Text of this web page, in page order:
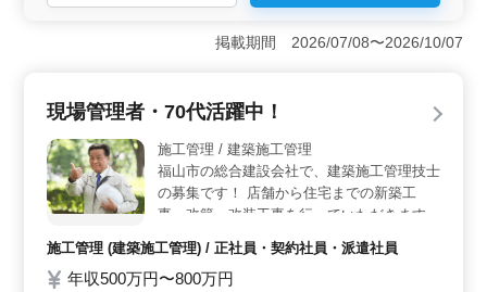
新築まで、幅広い案件を取り扱い、経験を積むことがで
きます。空調や給排水設備の施工管理を通じて、多彩な
プロジェクトに携われます。 ＜中高年の活躍支援
くスキルや経験に応じた仕事を担当することができま
雇用保険・労災保険の完備や、交通費全額支給など、充
実した福利厚生が整っています。安心して働きながら、
キャリアを築いていくことができます。
掲載期間 2026/07/08〜2026/10/07
現場管理者・70代活躍中！
施工管理 / 建築施工管理
福山市の総合建設会社で、建築施工管理技士
の募集です！ 店舗から住宅までの新築工
事、改築、改装工事を行っていただきます。
◯主な業務内容 ・建設工事現場管理 （品質
管理、安全管理、工程管理など） ・見積、
積算業務 ・打ち合わせ/会議 等 ＊マイカー
施工管理 (建築施工管理) / 正社員・契約社員・派遣社員
年収500万円〜800万円